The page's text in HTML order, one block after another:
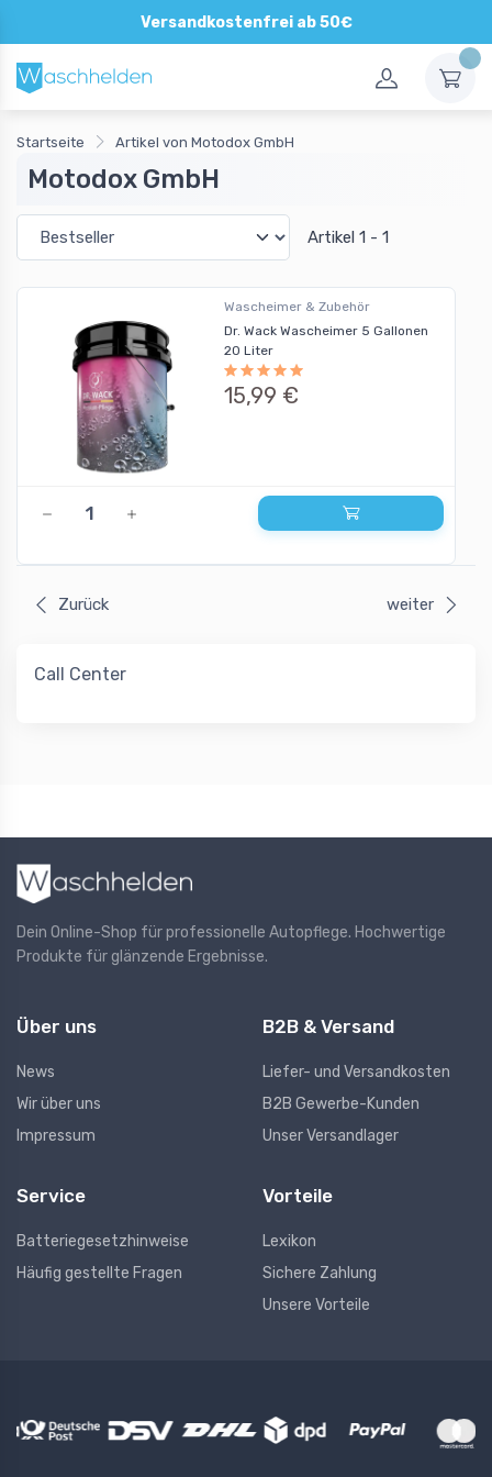
Versandkostenfrei ab 50€
Startseite Artikel von Motodox GmbH
Motodox GmbH
Artikel 1 - 1
Wascheimer & Zubehör
Dr. Wack Wascheimer 5 Gallonen
20 Liter
15,99 €
Zurück weiter
Call Center
Dein Online-Shop für professionelle Autopflege. Hochwertige
Produkte für glänzende Ergebnisse.
Über uns
News
Wir über uns
Impressum
B2B & Versand
Liefer- und Versandkosten
B2B Gewerbe-Kunden
Unser Versandlager
Service
Batteriegesetzhinweise
Häufig gestellte Fragen
Vorteile
Lexikon
Sichere Zahlung
Unsere Vorteile